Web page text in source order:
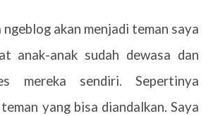
akan menjadi teman saya
anak-anak sudah dewasa dan
mereka sendiri. Sepertinya
yang bisa diandalkan. Saya